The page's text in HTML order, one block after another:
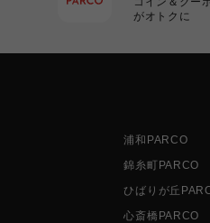
がオトクに
浦和PARCO
錦糸町PARCO
ひばりが丘
心斎橋PARCO